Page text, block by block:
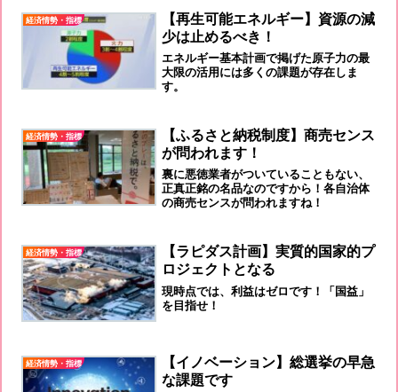
経済情勢・指標
【再生可能エネルギー】資源の減
少は止めるべき！
エネルギー基本計画で掲げた原子力の最
大限の活用には多くの課題が存在しま
す。
経済情勢・指標
【ふるさと納税制度】商売センス
が問われます！
裏に悪徳業者がついていることもない、
正真正銘の名品なのですから！各自治体
の商売センスが問われますね！
経済情勢・指標
【ラピダス計画】実質的国家的プ
ロジェクトとなる
現時点では、利益はゼロです！「国益」
を目指せ！
経済情勢・指標
【イノベーション】総選挙の早急
な課題です